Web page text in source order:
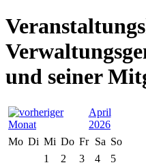
und seiner
April
2026
Mo Di Mi Do Fr Sa So
1
2 3 4
5